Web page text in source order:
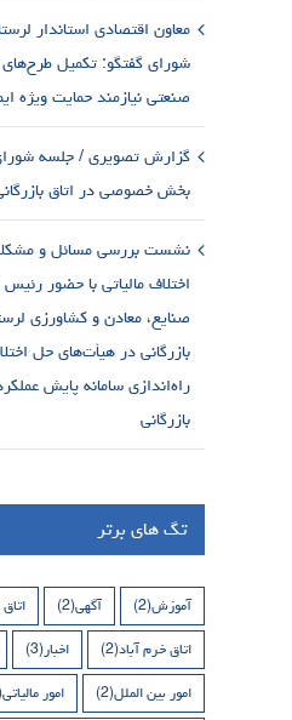
معاون اقتصادی استاندار
شورای گفتگو: تکمیل طرح‌های
صنعتی نیازمند حمایت ویژه
گزارش تصویری / جلسه
بخش خصوصی در اتاق
نشست بررسی مسائل و
اختلاف مالیاتی با حضور رئیس
صنایع، معادن و کشاورزی
بازرگانی در هیأت‌های حل
راه‌اندازی سامانه پایش
بازرگانی
تگ های برتر
آموزش(2) آگهی(2)
اتاق خرم آباد(2) اخبار(3)
امور بین الملل(2) امور مالیاتی